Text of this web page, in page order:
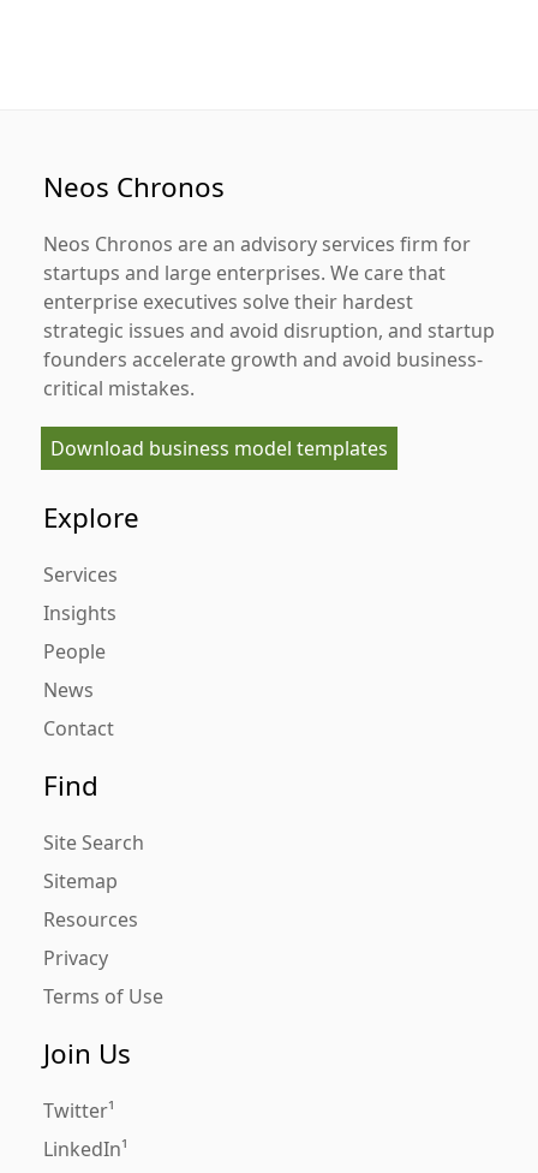
Neos Chronos
Neos Chronos are an advisory services firm for
startups and large enterprises. We care that
enterprise executives solve their hardest
strategic issues and avoid disruption, and startup
founders accelerate growth and avoid business-
critical mistakes.
Download business model templates
Explore
Services
Insights
People
News
Contact
Find
Site Search
Sitemap
Resources
Privacy
Terms of Use
Join Us
Twitter
LinkedIn